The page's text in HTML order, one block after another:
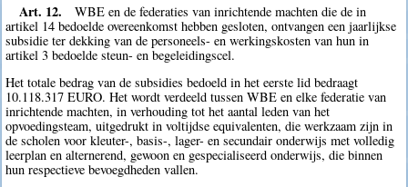
Art. 12.
WBE en de federaties van inrichtende machten die de in
artikel 14 bedoelde overeenkomst hebben gesloten, ontvangen een jaarlijkse
subsidie ter dekking van de personeels- en werkingskosten van hun in
artikel 3 bedoelde steun- en begeleidingscel.
Het totale bedrag van de subsidies bedoeld in het eerste lid bedraagt
10.118.317 EURO. Het wordt verdeeld tussen WBE en elke federatie van
inrichtende machten, in verhouding tot het aantal leden van het
opvoedingsteam, uitgedrukt in voltijdse equivalenten, die werkzaam zijn in
de scholen voor kleuter-, basis-, lager- en secundair onderwijs met volledig
leerplan en alternerend, gewoon en gespecialiseerd onderwijs, die binnen
hun respectieve bevoegdheden vallen.